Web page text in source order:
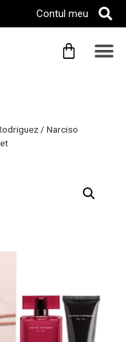
Contul meu
/ Narciso